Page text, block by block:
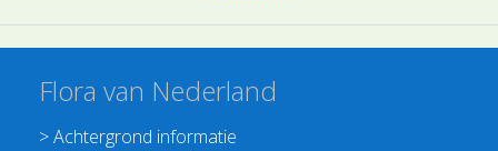
Flora van Nederland
>Achtergrond informatie